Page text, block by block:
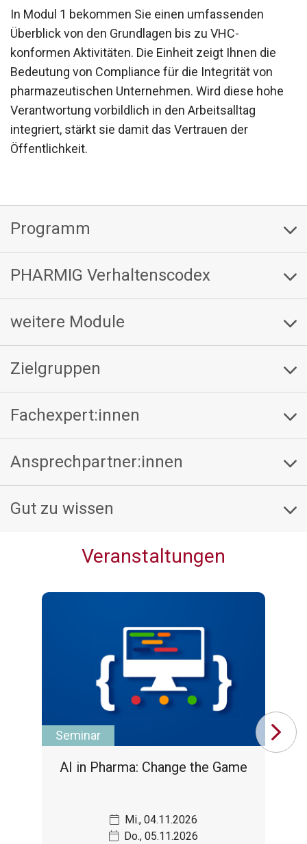
In Modul 1 bekommen Sie einen umfassenden
Überblick von den Grundlagen bis zu VHC-
konformen Aktivitäten. Die Einheit zeigt Ihnen die
Bedeutung von Compliance für die Integrität von
pharmazeutischen Unternehmen. Wird diese hohe
Verantwortung vorbildlich in den Arbeitsalltag
integriert, stärkt sie damit das Vertrauen der
Öffentlichkeit.
Programm
PHARMIG Verhaltenscodex
weitere Module
Zielgruppen
Fachexpert:innen
Ansprechpartner:innen
Gut zu wissen
Veranstaltungen
Seminar
AI in Pharma: Change the Game
Mi., 04.11.2026
Do., 05.11.2026